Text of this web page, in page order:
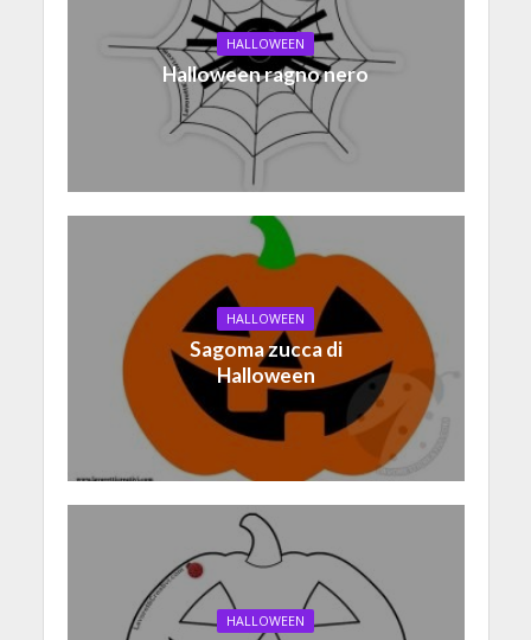
HALLOWEEN
Halloween ragno nero
HALLOWEEN
Sagoma zucca di
Halloween
HALLOWEEN